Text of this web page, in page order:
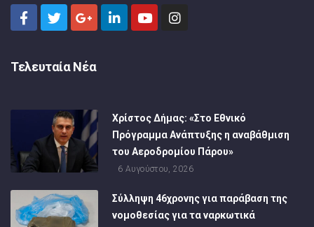
Τελευταία Νέα
Χρίστος Δήμας: «Στο Εθνικό
Πρόγραμμα Ανάπτυξης η αναβάθμιση
του Αεροδρομίου Πάρου»
6 Αυγούστου, 2026
Σύλληψη 46χρονης για παράβαση της
νομοθεσίας για τα ναρκωτικά